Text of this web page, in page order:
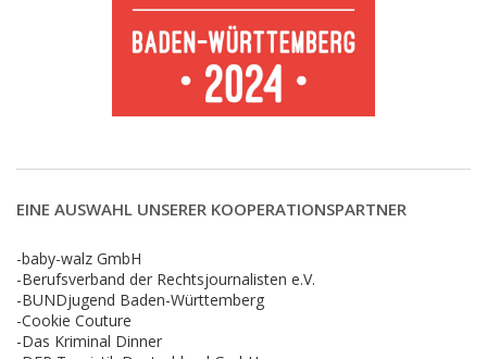
EINE AUSWAHL UNSERER KOOPERATIONSPARTNER
-baby-walz GmbH
-Berufsverband der Rechtsjournalisten e.V.
-BUNDjugend Baden-Württemberg
-Cookie Couture
-Das Kriminal Dinner